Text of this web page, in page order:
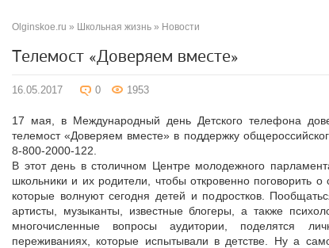
Olginskoe.ru » Школьная жизнь » Новости
Телемост «Доверяем вместе»
16.05.2017 0 1953
17 мая, в Международный день Детского телефона
телемост «Доверяем вместе» в поддержку
8-800-2000-122.
В этот день в столичном Центре молодежного
школьники и их родители, чтобы откровенно поговорить
которые волнуют сегодня детей и подростков.
артисты, музыканты, известные блогеры, а также
многочисленные вопросы аудитории, поделятся
переживаниях, которые испытывали в детстве. Ну а